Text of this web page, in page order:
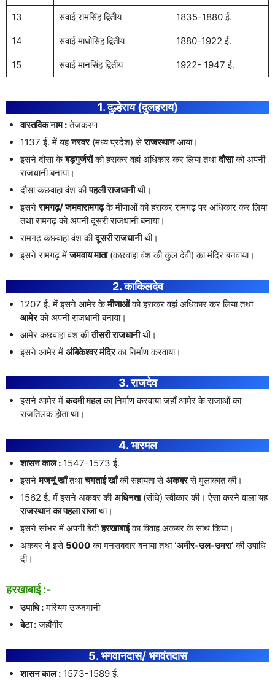
13 सवाई रामसिंह द्वितीय 1835-1880 ई.
14 सवाई माधोसिंह द्वितीय 1880-1922 ई.
15 सवाई मानसिंह द्वितीय 1922- 1947 ई.
1. दुल्हेराय (दुलहराय)
वास्तविक नाम :तेजकरण
1137 ई. में यहनरवर(मध्य प्रदेश) सेराजस्थानआया।
इसने दौसा केबड़गुर्जरोंको हराकर वहां अधिकार कर लिया तथादौसाको अपनी
राजधानी बनाया।
दौसा कछवाहा वंश कीपहली राजधानीथी।
इसनेरामगढ़/ जमवारामगढ़के मीणाओं को हराकर रामगढ़ पर अधिकार कर लिया
तथा रामगढ़ को अपनी दूसरी राजधानी बनाया।
रामगढ़ कछवाहा वंश कीदूसरी राजधानीथी।
इसने रामगढ़ मेंजमवाय माता(कछवाहा वंश की कुल देवी) का मंदिर बनवाया।
2. काकिलदेव
1207 ई. में इसने आमेर केमीणाओंको हराकर वहां अधिकार कर लिया तथा
आमेरको अपनी राजधानी बनाया।
आमेर कछवाहा वंश कीतीसरी राजधानीथी।
इसने आमेर में अंबिकेश्वर मंदिरका निर्माण करवाया।
3. राजदेव
इसने आमेर मेंकदमी महलका निर्माण करवाया जहाँ आमेर के राजाओं का
राजतिलक होता था।
4. भारमल
शासन काल :1547-1573 ई.
इसनेमजनूं खाँतथाचगताई खाँकी सहायता सेअकबरसे मुलाकात की।
1562 ई. में इसने अकबर कीअधिनता(संधि) स्वीकार की। ऐसा करने वाला यह
राजस्थान का पहला राजाथा।
इसने सांभर में अपनी बेटीहरखाबाईका विवाह अकबर के साथ किया।
अकबर ने इसे 5000का मनसबदार बनाया तथा‘अमीर-उल-उमरा’की उपाधि
दी।
हरखाबाई :-
उपाधि :मरियम उज्जमानी
बेटा :जहाँगीर
5. भगवानदास/ भगवंतदास
शासन काल :1573-1589 ई.